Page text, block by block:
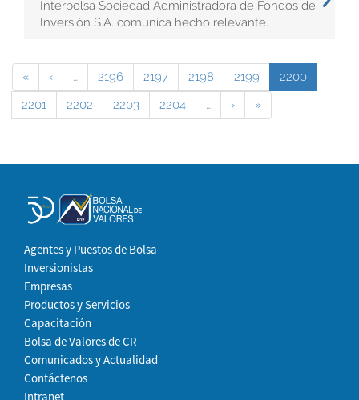
Interbolsa Sociedad Administradora de Fondos de
Inversión S.A. comunica hecho relevante.
« ‹ … 2196 2197 2198 2199
2200
2201
2202 2203 2204 … › »
Agentes y Puestos de Bolsa
Inversionistas
Empresas
Productos y Servicios
Capacitación
Bolsa de Valores de CR
Comunicados y Actualidad
Contáctenos
Intranet